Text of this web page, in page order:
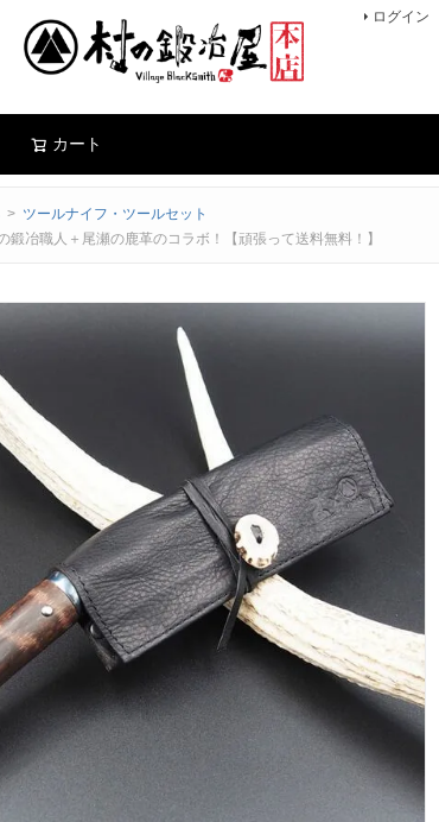
ログイン
カート
ツールナイフ・ツールセット
冶職人＋尾瀬の鹿革のコラボ！【頑張って送料無料！】